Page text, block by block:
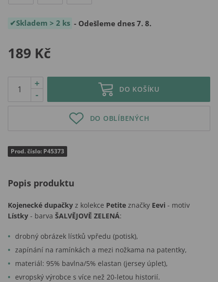
Skladem > 2 ks - Odešleme dnes 7. 8.
189 Kč
-
+
DO KOŠÍKU
DO OBLÍBENÝCH
Prod. číslo: P45373
Popis produktu
Kojenecké dupačky z kolekce Petite značky Eevi - motiv
Lístky - barva ŠALVĚJOVĚ ZELENÁ:
drobný obrázek lístků vpředu (potisk),
zapínání na ramínkách a mezi nožkama na patentky,
materiál: 95% bavlna/5% elastan (jersey úplet),
evropský výrobce s více než 20-letou historií.